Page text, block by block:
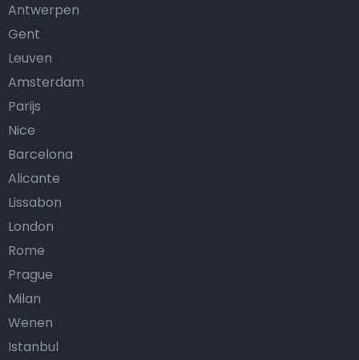
Antwerpen
Gent
Leuven
Amsterdam
Parijs
Nice
Barcelona
Alicante
Lissabon
London
Rome
Prague
Milan
Wenen
Istanbul